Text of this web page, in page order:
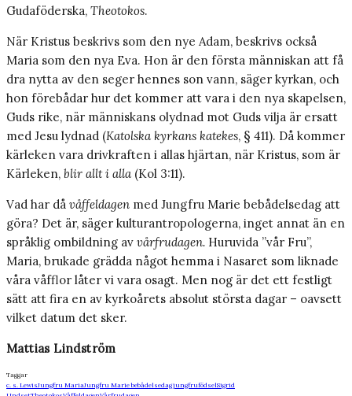
Gudaföderska, Theotokos.
När Kristus beskrivs som den nye Adam, beskrivs också
Maria som den nya Eva. Hon är den första människan att få
dra nytta av den seger hennes son vann, säger kyrkan, och
hon förebådar hur det kommer att vara i den nya skapelsen,
Guds rike, när människans olydnad mot Guds vilja är ersatt
med Jesu lydnad (Katolska kyrkans katekes, § 411). Då kommer
kärleken vara drivkraften i allas hjärtan, när Kristus, som är
Kärleken, blir allt i alla (Kol 3:11).
Vad har då våffeldagen med Jungfru Marie bebådelsedag att
göra? Det är, säger kulturantropologerna, inget annat än en
språklig ombildning av vårfrudagen. Huruvida ”vår Fru”,
Maria, brukade grädda något hemma i Nasaret som liknade
våra våfflor låter vi vara osagt. Men nog är det ett festligt
sätt att fira en av kyrkoårets absolut största dagar – oavsett
vilket datum det sker.
Mattias Lindström
Taggar
c. s. LewisJungfru MariaJungfru Marie bebådelsedagjungfrufödselSigrid